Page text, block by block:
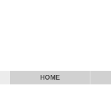
HOME